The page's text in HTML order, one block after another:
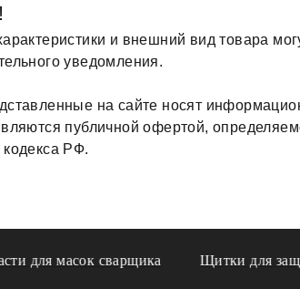
и внешний вид товара
уведомления.
на сайте носят
публичной офертой,
кодекса РФ.
для масок сварщика Щитки для